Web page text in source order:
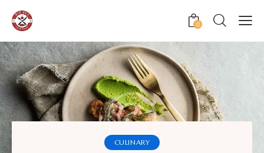
0
CULINARY